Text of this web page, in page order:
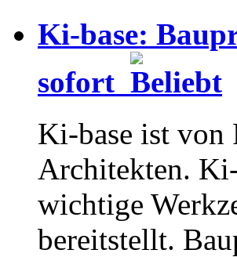
Ki-base:
sofort
Ki-base ist von
Architekten.
wichtige
bereitstellt.